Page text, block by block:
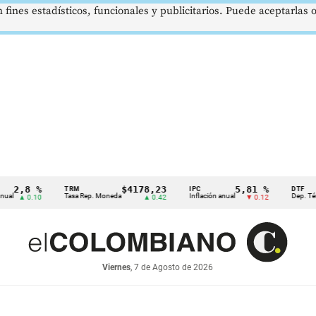
% TRM
Tasa Rep. Moneda
$4178,23
▲ 0.42
IPC
Inflación anual
5,81 %
▼ 0.12
DTF
Dep. Término
Viernes, 7 de Agosto de 2026
estadísticos, funcionales y publicitarios. Puede aceptarlas